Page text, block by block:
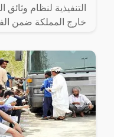
التنفيذية لنظام
خارج المملكة ضمن